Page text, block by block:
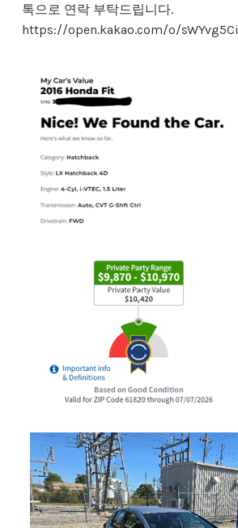
톡으로 연락 부탁드립니다.
https://open.kakao.com/o/sWYvg5Ci